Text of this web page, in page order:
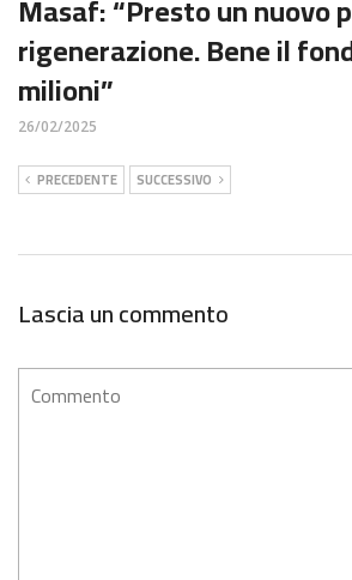
Masaf: “Presto un nuovo
rigenerazione. Bene il
milioni”
26/02/2025
PRECEDENTE SUCCESSIVO
Lascia un commento